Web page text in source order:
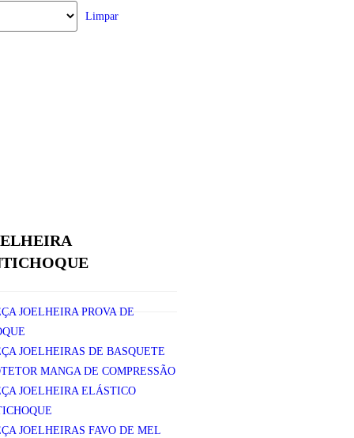
JOELHEIRA PROVA DE
JOELHEIRAS DE BASQUETE
MANGA DE COMPRESSÃO
JOELHEIRA ELÁSTICO
JOELHEIRAS FAVO DE MEL
Limpar